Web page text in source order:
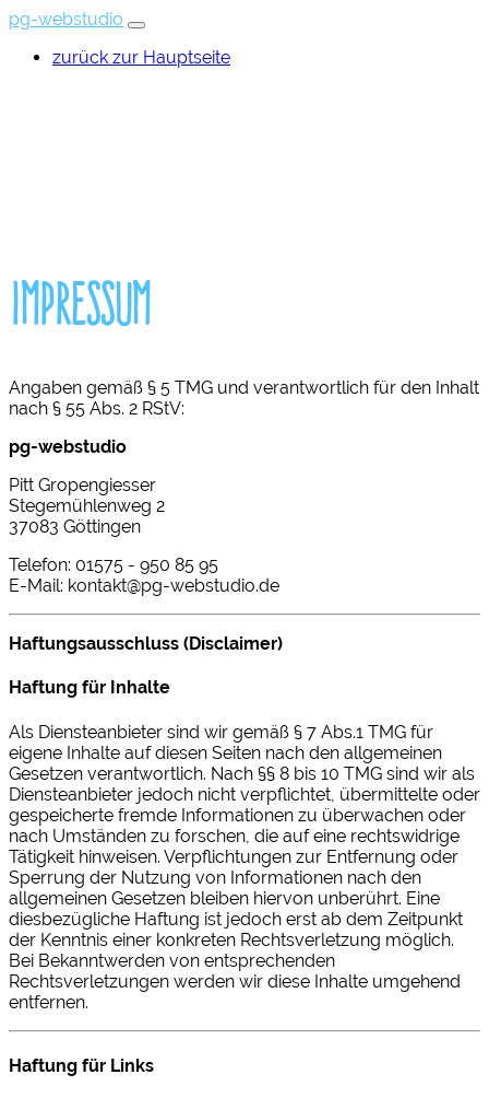
pg-webstudio
zurück zur Hauptseite
Impressum
Angaben gemäß § 5 TMG und verantwortlich für den Inhalt
nach § 55 Abs. 2 RStV:
pg-webstudio
Pitt Gropengiesser
Stegemühlenweg 2
37083 Göttingen
Telefon: 01575 - 950 85 95
E-Mail: kontakt@pg-webstudio.de
Haftungsausschluss (Disclaimer)
Haftung für Inhalte
Als Diensteanbieter sind wir gemäß § 7 Abs.1 TMG für
eigene Inhalte auf diesen Seiten nach den allgemeinen
Gesetzen verantwortlich. Nach §§ 8 bis 10 TMG sind wir als
Diensteanbieter jedoch nicht verpflichtet, übermittelte oder
gespeicherte fremde Informationen zu überwachen oder
nach Umständen zu forschen, die auf eine rechtswidrige
Tätigkeit hinweisen. Verpflichtungen zur Entfernung oder
Sperrung der Nutzung von Informationen nach den
allgemeinen Gesetzen bleiben hiervon unberührt. Eine
diesbezügliche Haftung ist jedoch erst ab dem Zeitpunkt
der Kenntnis einer konkreten Rechtsverletzung möglich.
Bei Bekanntwerden von entsprechenden
Rechtsverletzungen werden wir diese Inhalte umgehend
entfernen.
Haftung für Links